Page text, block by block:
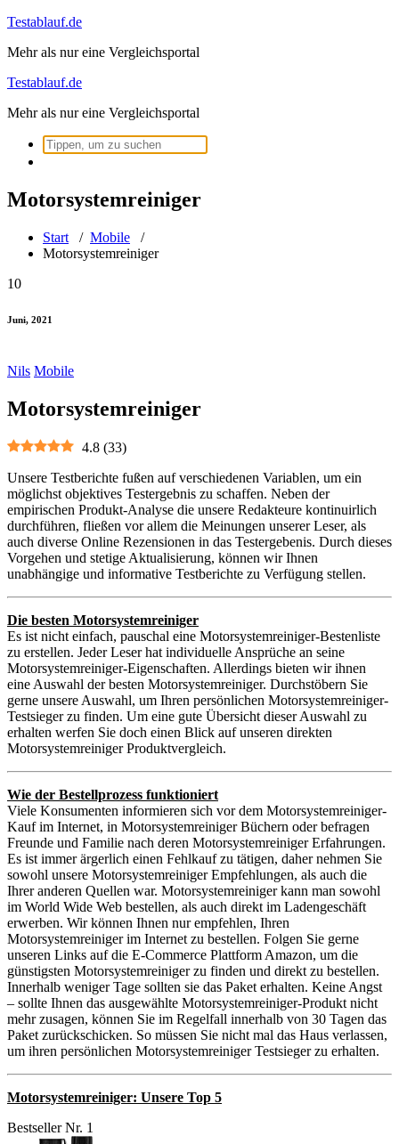
Zum
springen
Testablauf.de
Mehr als nur eine Vergleichsportal
Testablauf.de
Mehr als nur eine Vergleichsportal
Suchen
nach:
Motorsystemreiniger
Start / Mobile /
Motorsystemreiniger
10
Juni, 2021
Nils Mobile
Motorsystemreiniger
4.8 (33)
Unsere Testberichte fußen auf verschiedenen Variablen, um ein
möglichst objektives Testergebnis zu schaffen. Neben der
empirischen Produkt-Analyse die unsere Redakteure kontinuirlich
durchführen, fließen vor allem die Meinungen unserer Leser, als
auch diverse Online Rezensionen in das Testergebenis. Durch dieses
Vorgehen und stetige Aktualisierung, können wir Ihnen
unabhängige und informative Testberichte zu Verfügung stellen.
Die besten Motorsystemreiniger
Es ist nicht einfach, pauschal eine Motorsystemreiniger-Bestenliste
zu erstellen. Jeder Leser hat individuelle Ansprüche an seine
Motorsystemreiniger-Eigenschaften. Allerdings bieten wir ihnen
eine Auswahl der besten Motorsystemreiniger. Durchstöbern Sie
gerne unsere Auswahl, um Ihren persönlichen Motorsystemreiniger-
Testsieger zu finden. Um eine gute Übersicht dieser Auswahl zu
erhalten werfen Sie doch einen Blick auf unseren direkten
Motorsystemreiniger Produktvergleich.
Wie der Bestellprozess funktioniert
Viele Konsumenten informieren sich vor dem Motorsystemreiniger-
Kauf im Internet, in Motorsystemreiniger Büchern oder befragen
Freunde und Familie nach deren Motorsystemreiniger Erfahrungen.
Es ist immer ärgerlich einen Fehlkauf zu tätigen, daher nehmen Sie
sowohl unsere Motorsystemreiniger Empfehlungen, als auch die
Ihrer anderen Quellen war. Motorsystemreiniger kann man sowohl
im World Wide Web bestellen, als auch direkt im Ladengeschäft
erwerben. Wir können Ihnen nur empfehlen, Ihren
Motorsystemreiniger im Internet zu bestellen. Folgen Sie gerne
unseren Links auf die E-Commerce Plattform Amazon, um die
günstigsten Motorsystemreiniger zu finden und direkt zu bestellen.
Innerhalb weniger Tage sollten sie das Paket erhalten. Keine Angst
– sollte Ihnen das ausgewählte Motorsystemreiniger-Produkt nicht
mehr zusagen, können Sie im Regelfall innerhalb von 30 Tagen das
Paket zurückschicken. So müssen Sie nicht mal das Haus verlassen,
um ihren persönlichen Motorsystemreiniger Testsieger zu erhalten.
Motorsystemreiniger: Unsere Top 5
Bestseller Nr. 1